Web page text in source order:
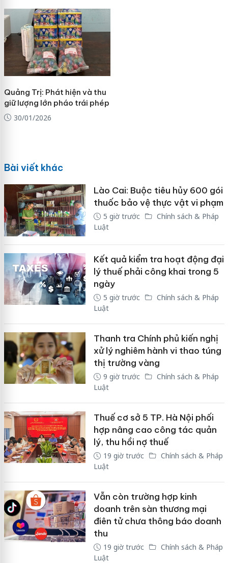
Quảng Trị: Phát hiện và thu
giữ lượng lớn pháo trái phép
30/01/2026
Bài viết khác
Lào Cai: Buộc tiêu hủy 600 gói
thuốc bảo vệ thực vật vi phạm
5 giờ trước
Chính sách & Pháp
Luật
Kết quả kiểm tra hoạt động đại
lý thuế phải công khai trong 5
ngày
5 giờ trước
Chính sách & Pháp
Luật
Thanh tra Chính phủ kiến nghị
xử lý nghiêm hành vi thao túng
thị trường vàng
9 giờ trước
Chính sách & Pháp
Luật
Thuế cơ sở 5 TP. Hà Nội phối
hợp nâng cao công tác quản
lý, thu hồi nợ thuế
19 giờ trước
Chính sách & Pháp
Luật
Vẫn còn trường hợp kinh
doanh trên sàn thương mại
điên tử chưa thông báo doanh
thu
19 giờ trước
Chính sách & Pháp
Luật